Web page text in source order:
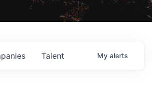
Talent My alerts